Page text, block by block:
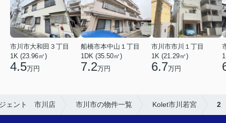
市川市大和田３丁目
1K (23.96㎡)
4.5万円
船橋市本中山１丁目
1DK (35.50㎡)
7.2万円
市川市市川１丁目
1K (21.29㎡)
6.7万円
ジェント 市川店 市川市の物件一覧 Kolet市川若宮 2